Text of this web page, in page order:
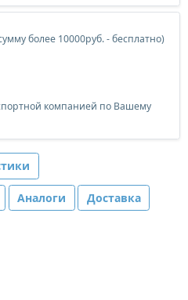
более 10000руб. - бесплатно)
компанией по Вашему
Аналоги Доставка